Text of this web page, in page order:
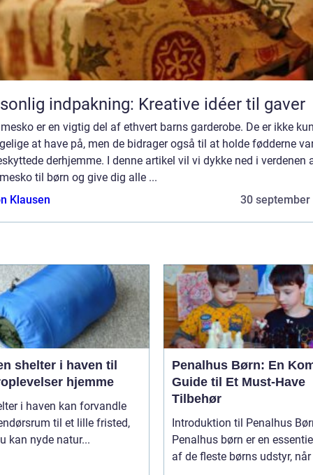
indpakning: Kreative idéer til gaver
er en vigtig del af ethvert barns garderobe. De er ikke
at have på, men de bidrager også til at holde fødderne
derhjemme. I denne artikel vil vi dykke ned i verdenen
til børn og give dig alle ...
Klausen
30 september
shelter i haven til
hjemme
i haven kan forvandle
til et lille fristed,
kan nyde natur...
Penalhus Børn: En
Guide til Et Must-Have
Tilbehør
Introduktion til Penalhus
Penalhus børn er en
af de fleste børns udstyr, når